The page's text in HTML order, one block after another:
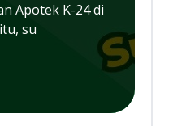
Apotek K-24 di
su